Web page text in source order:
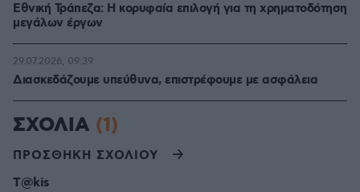
Εθνική Τράπεζα: Η κορυφαία επιλογή για τη χρηματοδότηση
μεγάλων έργων
Διασκεδάζουμε υπεύθυνα, επιστρέφουμε με ασφάλεια
29.07.2026, 09:39
ΣΧΟΛΙΑ (1)
ΠΡΟΣΘΗΚΗ ΣΧΟΛΙΟΥ
T@kis